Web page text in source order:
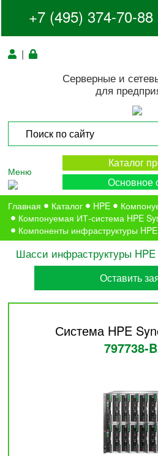
+7 (495) 374-70-88
|
Серверные и
для
Меню
Каталог
Основное
Главная Каталог HPE
Компонуемая ИТ-система HPE
Компоненты инфраструктуры
Шасси инфраструктуры
Оставить
Система HPE
797738-